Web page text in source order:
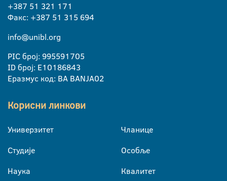
+387 51 321 171
Факс: +387 51 315 694
info@unibl.org
PIC број: 995591705
ID број: E10186843
Еразмус код: BA BANJA02
Корисни линкови
Универзитет
Студије
Наука
Чланице
Особље
Квалитет